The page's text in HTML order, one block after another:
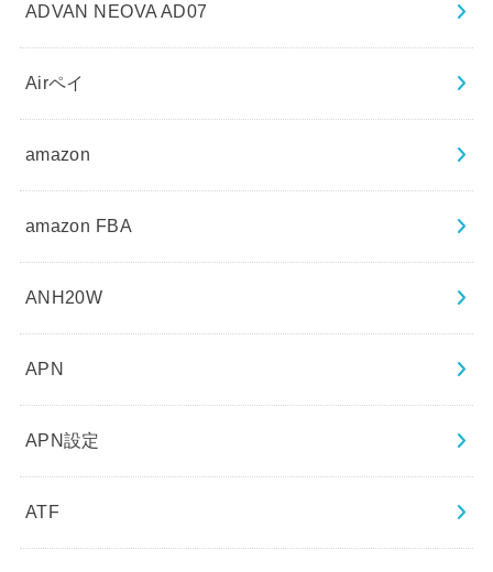
ADVAN NEOVA AD07
Airペイ
amazon
amazon FBA
ANH20W
APN
APN設定
ATF